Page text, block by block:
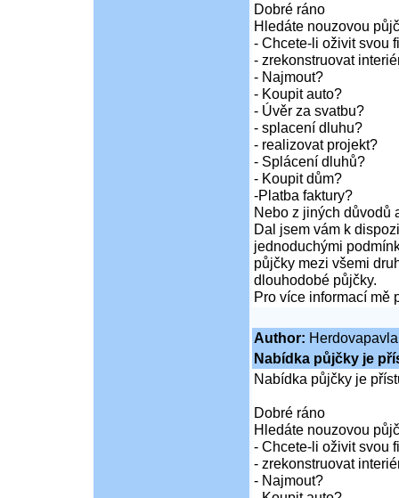
Dobré ráno
Hledáte nouzovou
- Chcete-li oživit svou
- zrekonstruovat
- Najmout?
- Koupit auto?
- Úvěr za svatbu?
- splacení dluhu?
- realizovat projekt?
- Splácení dluhů?
- Koupit dům?
-Platba faktury?
Nebo z jiných důvodů
Dal jsem vám k
jednoduchými
půjčky mezi všemi
dlouhodobé půjčky.
Pro více informací mě
Author: Herdovapavla
Nabídka půjčky je
Nabídka půjčky je
Dobré ráno
Hledáte nouzovou
- Chcete-li oživit svou
- zrekonstruovat
- Najmout?